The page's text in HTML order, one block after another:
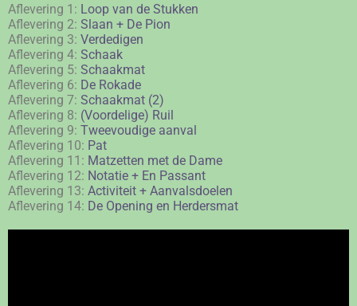
Aflevering 1: Loop van de Stukken
Aflevering 2: Slaan + De Pion
Aflevering 3: Verdedigen
Aflevering 4: Schaak
Aflevering 5: Schaakmat
Aflevering 6: De Rokade
Aflevering 7: Schaakmat (2)
Aflevering 8: (Voordelige) Ruil
Aflevering 9: Tweevoudige aanval
Aflevering 10: Pat
Aflevering 11: Matzetten met de Dame
Aflevering 12: Notatie + En Passant
Aflevering 13: Activiteit + Aanvalsdoelen
Aflevering 14: De Opening en Herdersmat